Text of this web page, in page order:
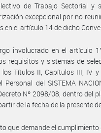
de Trabajo Sectorial y
excepcional por no
en el artículo 14 de dicho
involucrado en el artículo
requisitos y sistemas de
los Títulos II, Capítulos III, IV
del SISTEMA
Nº 2098/08, dentro del
de la fecha de la presente
que demande el